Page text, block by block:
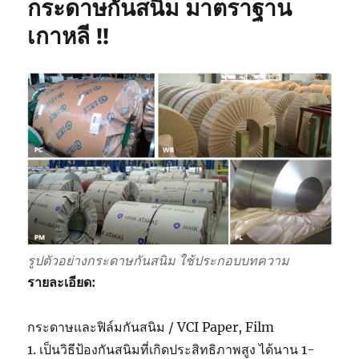
กัน
ทองแดง
ทอง
เหลือง
ฯลฯ
กระดาษกันสนิม มาตราฐาน
เกาหลี !!
รูปตัวอย่างกระดาษกันสนิม ใช้ประกอบบทความ
รายละเอียด:
กระดาษและฟิล์มกันสนิม / VCI Paper, Film
1. เป็นวิธีป้องกันสนิมที่เกิดประสิทธิภาพสูง ได้นาน 1-